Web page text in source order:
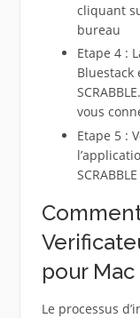
cliquant
bureau
Etape 4 :
Bluestack
vous
Etape 5 :
pour Mac
Le processus